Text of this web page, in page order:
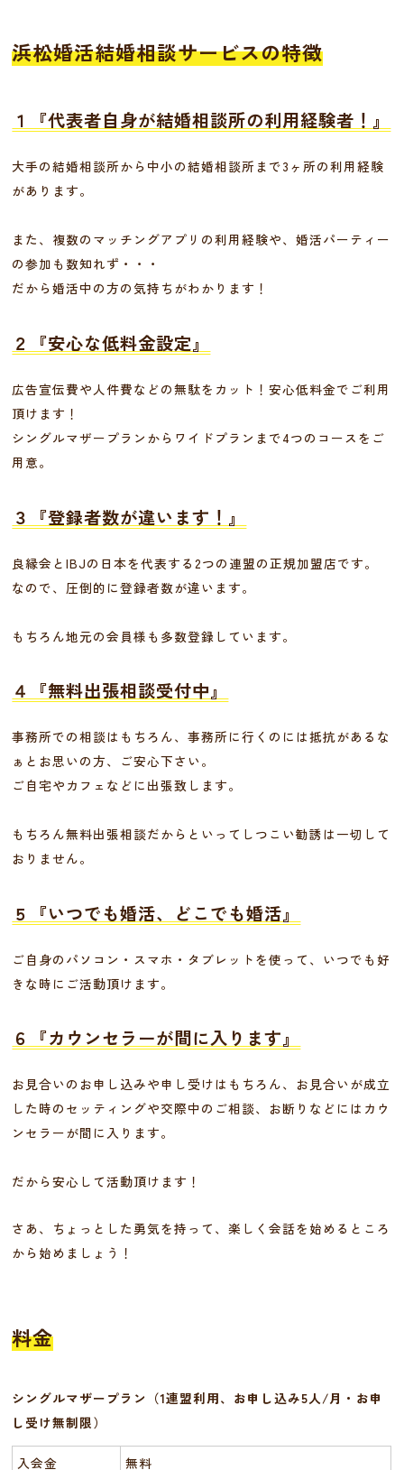
浜松婚活結婚相談サービスの特徴
１『代表者自身が結婚相談所の利用経験者！』
大手の結婚相談所から中小の結婚相談所まで3ヶ所の利用経験
があります。
また、複数のマッチングアプリの利用経験や、婚活パーティー
の参加も数知れず・・・
だから婚活中の方の気持ちがわかります！
２『安心な低料金設定』
広告宣伝費や人件費などの無駄をカット！安心低料金でご利用
頂けます！
シングルマザープランからワイドプランまで4つのコースをご
用意。
３『登録者数が違います！』
良縁会とIBJの日本を代表する2つの連盟の正規加盟店です。
なので、圧倒的に登録者数が違います。
もちろん地元の会員様も多数登録しています。
４『無料出張相談受付中』
事務所での相談はもちろん、事務所に行くのには抵抗があるな
ぁとお思いの方、ご安心下さい。
ご自宅やカフェなどに出張致します。
もちろん無料出張相談だからといってしつこい勧誘は一切して
おりません。
５『いつでも婚活、どこでも婚活』
ご自身のパソコン・スマホ・タブレットを使って、いつでも好
きな時にご活動頂けます。
６『カウンセラーが間に入ります』
お見合いのお申し込みや申し受けはもちろん、お見合いが成立
した時のセッティングや交際中のご相談、お断りなどにはカウ
ンセラーが間に入ります。
だから安心して活動頂けます！
さあ、ちょっとした勇気を持って、楽しく会話を始めるところ
から始めましょう！
料金
シングルマザープラン（1連盟利用、お申し込み5人/月・お申
し受け無制限）
入会金 無料